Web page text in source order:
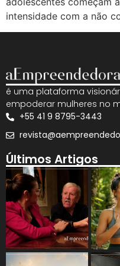
intensidade com a não
é uma plataforma
empoderar mulheres no
+55 41 9 8795-3443
Últimos Artigos